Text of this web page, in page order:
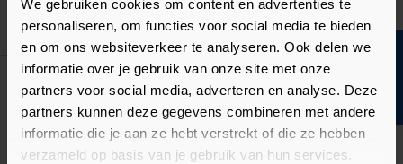
We gebruiken cookies om content en advertenties te
personaliseren, om functies voor social media te bieden
en om ons websiteverkeer te analyseren. Ook delen we
informatie over je gebruik van onze site met onze
partners voor social media, adverteren en analyse. Deze
partners kunnen deze gegevens combineren met andere
informatie die je aan ze hebt verstrekt of die ze hebben
verzameld op basis van je gebruik van hun services.
Vanaf47,42per rol Ga
Sleiderink Big Bag
7,25 per stuk